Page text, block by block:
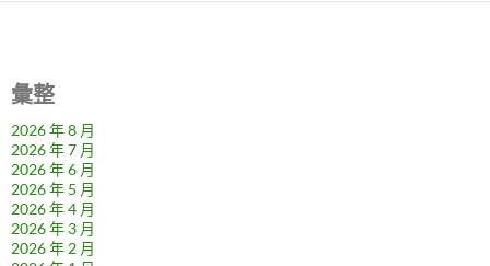
彙整
2026 年 8 月
2026 年 7 月
2026 年 6 月
2026 年 5 月
2026 年 4 月
2026 年 3 月
2026 年 2 月